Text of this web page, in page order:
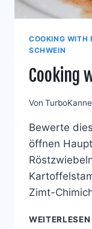
COOKING WITH
SCHWEIN
Cooking
Von TurboKanne
Bewerte
öffnen
Zimt-
WEITERLESEN